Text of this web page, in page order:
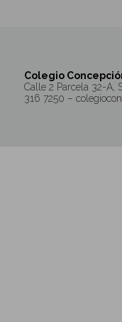
Colegio
Calle 2 Parcela 32-A,
316 7250 –